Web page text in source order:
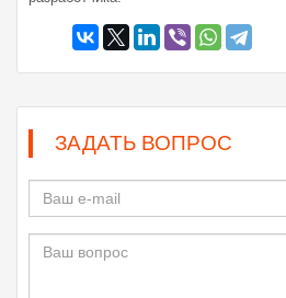
ЗАДАТЬ ВОПРОС